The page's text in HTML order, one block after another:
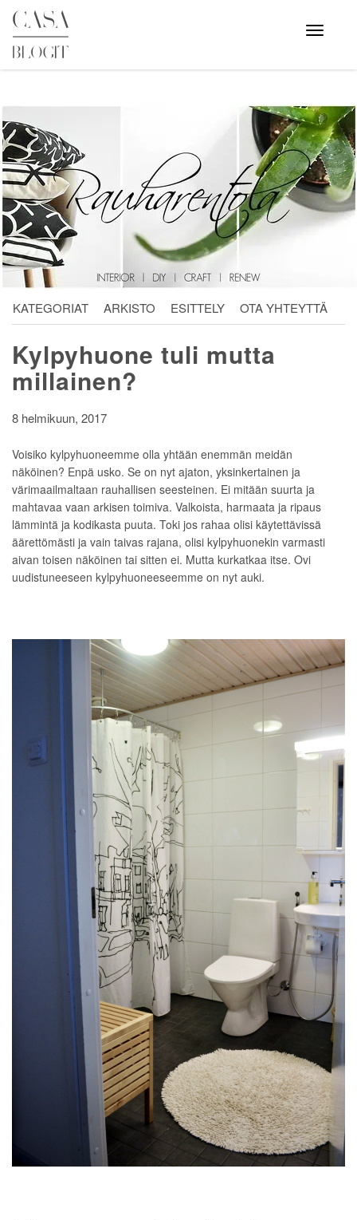
Skip
content
Avaa
valikko
KATEGORIAT ARKISTO ESITTELY OTA YHTEYTTÄ
Kylpyhuone tuli mutta
millainen?
8 helmikuun, 2017
Voisiko kylpyhuoneemme olla yhtään enemmän meidän
näköinen? Enpä usko. Se on nyt ajaton, yksinkertainen ja
värimaailmaltaan rauhallisen seesteinen. Ei mitään suurta ja
mahtavaa vaan arkisen toimiva. Valkoista, harmaata ja ripaus
lämmintä ja kodikasta puuta. Toki jos rahaa olisi käytettävissä
äärettömästi ja vain taivas rajana, olisi kylpyhuonekin varmasti
aivan toisen näköinen tai sitten ei. Mutta kurkatkaa itse. Ovi
uudistuneeseen kylpyhuoneeseemme on nyt auki.